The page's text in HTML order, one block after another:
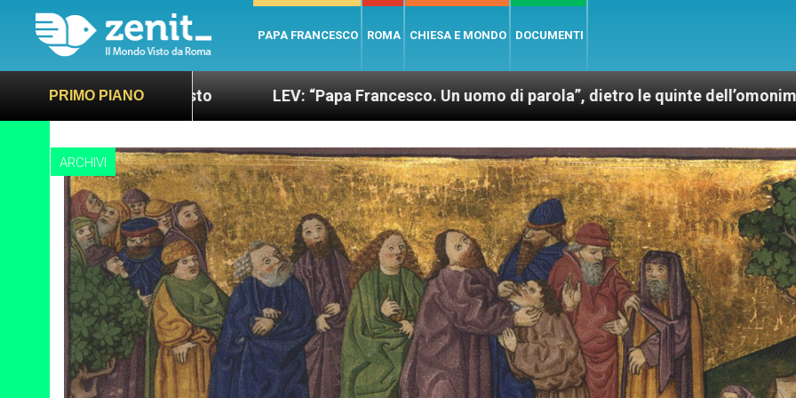
PAPA FRANCESCO ROMA CHIESA E MONDO DOCUMENTI
PRIMO PIANO
e giusto LEV: “Papa Francesco. Un uomo di parola”, dietro le quinte dell’omonimo film di Wim
ARCHIVI